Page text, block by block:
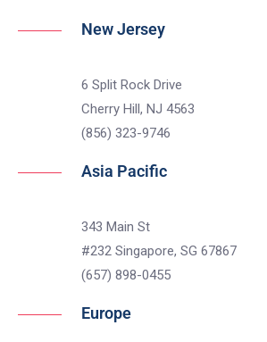
New Jersey
6 Split Rock Drive
Cherry Hill, NJ 4563
(856) 323-9746
Asia Pacific
343 Main St
#232 Singapore, SG 67867
(657) 898-0455
Europe